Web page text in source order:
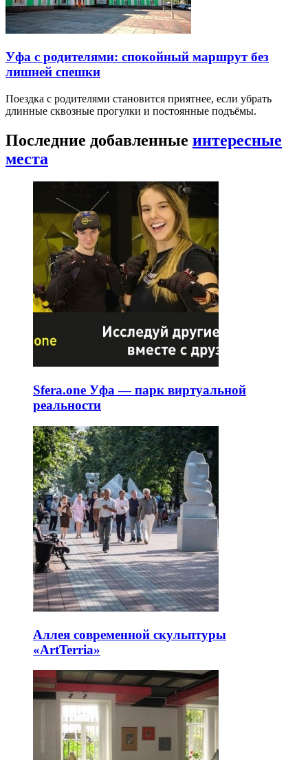
Уфа с родителями: спокойный маршрут без
лишней спешки
Поездка с родителями становится приятнее, если убрать
длинные сквозные прогулки и постоянные подъёмы.
Последние добавленные интересные
места
Sfera.one Уфа — парк виртуальной
реальности
Аллея современной скульптуры
«ArtTerria»